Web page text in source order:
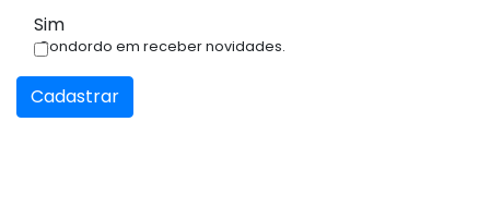
Sim
Condordo em receber novidades.
Cadastrar